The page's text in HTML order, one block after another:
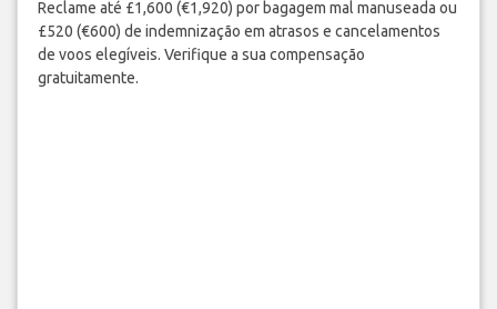
Reclame até £1,600 (€1,920) por bagagem mal manuseada ou
£520 (€600) de indemnização em atrasos e cancelamentos
de voos elegíveis. Verifique a sua compensação
gratuitamente.